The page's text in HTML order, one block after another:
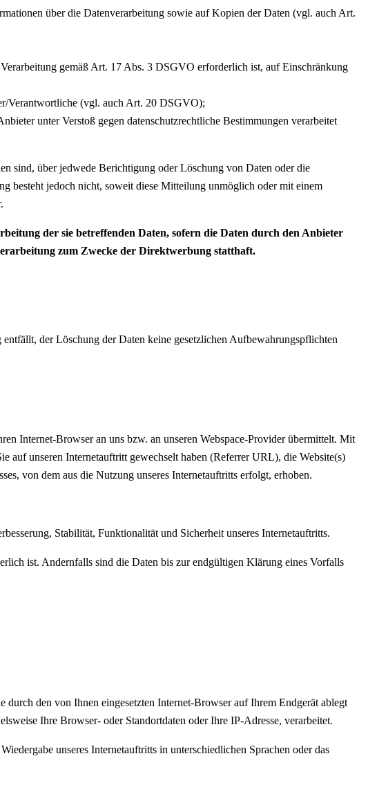
über die Datenverarbeitung sowie auf Kopien der Daten (vgl. auch Art.
gemäß Art. 17 Abs. 3 DSGVO erforderlich ist, auf Einschränkung
Verantwortliche (vgl. auch Art. 20 DSGVO);
unter Verstoß gegen datenschutzrechtliche Bestimmungen verarbeitet
sind, über jedwede Berichtigung oder Löschung von Daten oder die
besteht jedoch nicht, soweit diese Mitteilung unmöglich oder mit einem
der sie betreffenden Daten, sofern die Daten durch den Anbieter
zum Zwecke der Direktwerbung statthaft.
der Löschung der Daten keine gesetzlichen Aufbewahrungspflichten
Internet-Browser an uns bzw. an unseren Webspace-Provider übermittelt. Mit
auf unseren Internetauftritt gewechselt haben (Referrer URL), die Website(s)
von dem aus die Nutzung unseres Internetauftritts erfolgt, erhoben.
Stabilität, Funktionalität und Sicherheit unseres Internetauftritts.
ist. Andernfalls sind die Daten bis zur endgültigen Klärung eines Vorfalls
den von Ihnen eingesetzten Internet-Browser auf Ihrem Endgerät ablegt
Ihre Browser- oder Standortdaten oder Ihre IP-Adresse, verarbeitet.
unseres Internetauftritts in unterschiedlichen Sprachen oder das